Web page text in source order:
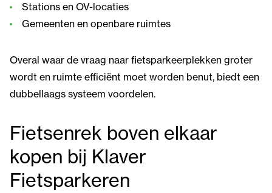
Stations en OV-locaties
Gemeenten en openbare ruimtes
Overal waar de vraag naar fietsparkeerplekken groter
wordt en ruimte efficiënt moet worden benut, biedt een
dubbellaags systeem voordelen.
Fietsenrek boven elkaar
kopen bij Klaver
Fietsparkeren